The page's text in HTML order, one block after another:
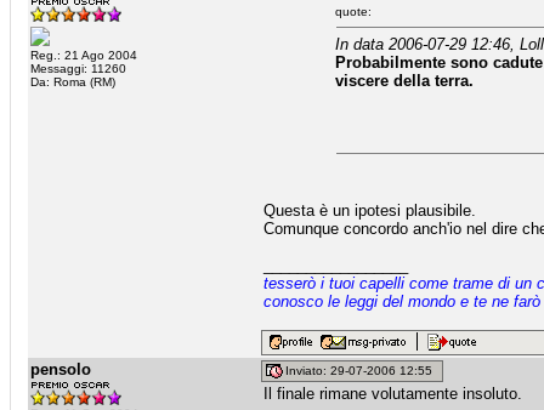
Reg.: 21 Ago 2004
Messaggi: 11260
Da: Roma (RM)
quote:
In data 2006-07-29 12:46,
Probabilmente sono
viscere della terra.
Questa è un ipotesi plausibile.
Comunque concordo anch'io nel dire
tesserò i tuoi capelli come trame di un
conosco le leggi del mondo e te ne
pensolo Inviato: 29-07-2006 12:55
Il finale rimane volutamente insoluto.